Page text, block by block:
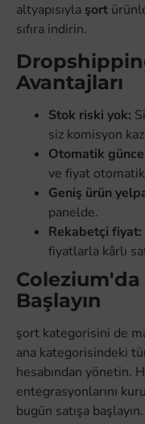
altyapısıyla şort
sıfıra indirin.
Avantajları
Stok riski yok:
siz komisyon
Otomatik
ve fiyat
Geniş ürün
panelde.
Rekabetçi fiyat:
fiyatlarla kârlı
Colezium'da
Başlayın
şort kategorisini de
ana kategorisindeki
hesabından yönetin.
entegrasyonlarını
bugün satışa başlayın.